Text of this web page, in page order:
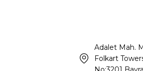
Adalet Mah.
Folkart